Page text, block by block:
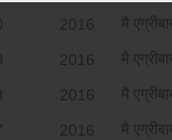
2016 मै
2016 मै
2016 मै
2016 मै